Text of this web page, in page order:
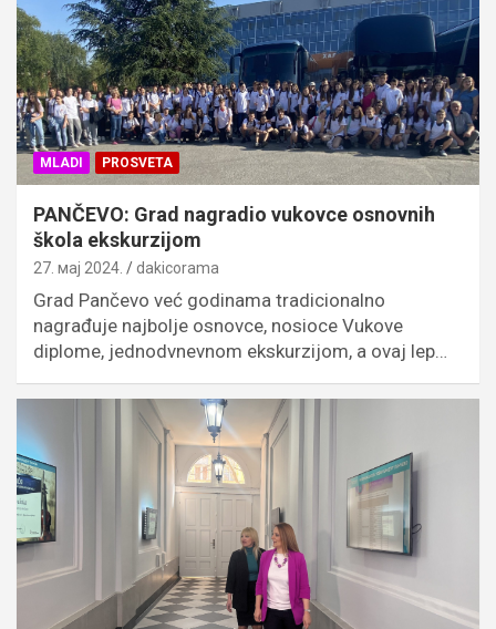
MLADI PROSVETA
PANČEVO: Grad nagradio vukovce osnovnih
škola ekskurzijom
27. мај 2024. dakicorama
Grad Pančevo već godinama tradicionalno
nagrađuje najbolje osnovce, nosioce Vukove
diplome, jednodvnevnom ekskurzijom, a ovaj lep…